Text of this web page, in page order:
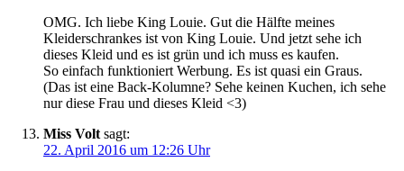
OMG. Ich liebe King Louie. Gut die Hälfte meines
Kleiderschrankes ist von King Louie. Und jetzt sehe ich
dieses Kleid und es ist grün und ich muss es kaufen.
So einfach funktioniert Werbung. Es ist quasi ein Graus.
(Das ist eine Back-Kolumne? Sehe keinen Kuchen, ich sehe
nur diese Frau und dieses Kleid <3)
Miss Volt sagt:
22. April 2016 um 12:26 Uhr